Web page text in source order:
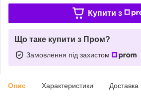
Купити з
Що таке купити з Пром?
Замовлення під захистом
Опис Характеристики Доставка